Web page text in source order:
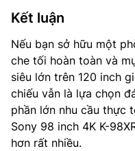
Kết luận
Nếu bạn sở hữu một
che tối hoàn toàn và
siêu lớn trên 120 inch
chiếu vẫn là lựa chọn
phần lớn nhu cầu thực
Sony 98 inch 4K K-
hơn rất nhiều.